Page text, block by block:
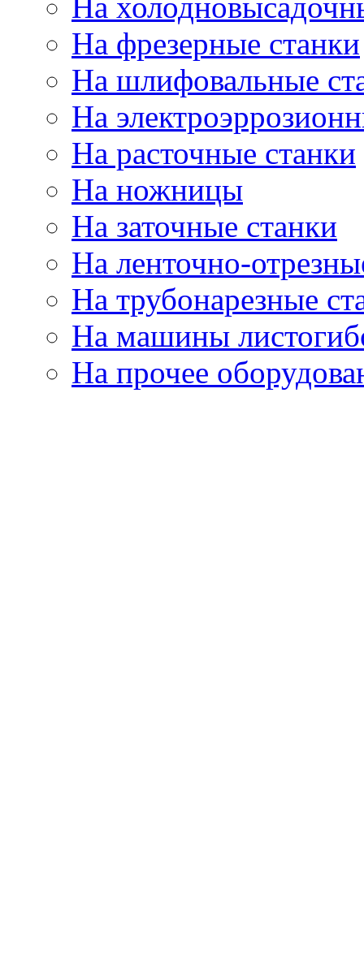
На фрезерные станки
На шлифовальные
На
На расточные станки
На ножницы
На заточные станки
На ленточно-
На трубонарезные
На машины
На прочее